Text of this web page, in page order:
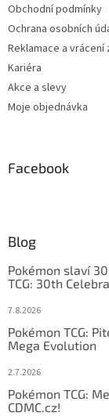
Obchodní podmínky
Ochrana osobních
Reklamace a vrácení
Kariéra
Akce a slevy
Moje objednávka
Facebook
Blog
Pokémon slaví
TCG: 30th
7.8.2026
Pokémon TCG:
Mega Evolution
2.7.2026
Pokémon TCG:
CDMC.cz!